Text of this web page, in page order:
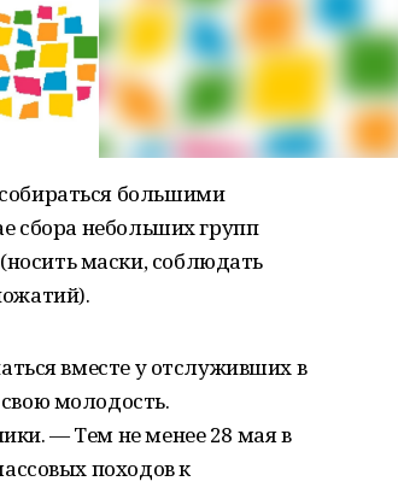
большими
сбора небольших групп
маски, соблюдать
вместе у отслуживших в
молодость.
— Тем не менее 28 мая в
походов к